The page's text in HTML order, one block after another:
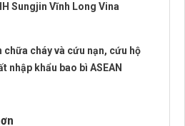
Sungjin Vĩnh Long Vina
cháy và cứu nạn, cứu hộ
nhập khẩu bao bì ASEAN